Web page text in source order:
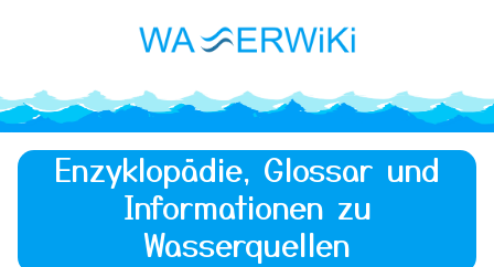
Enzyklopädie, Glossar und
Informationen zu
Wasserquellen